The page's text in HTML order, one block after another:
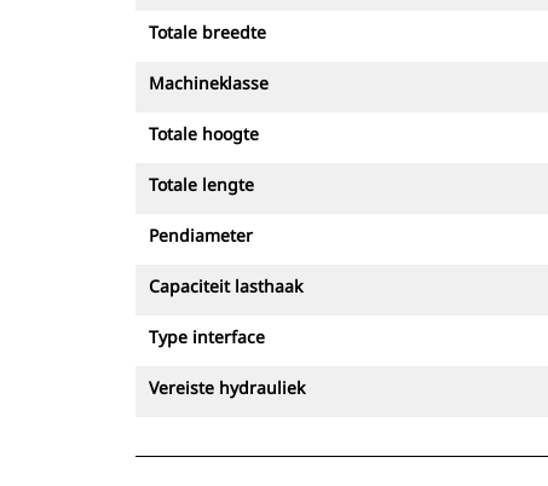
Totale breedte
Machineklasse
Totale hoogte
Totale lengte
Pendiameter
Capaciteit lasthaak
Type interface
Vereiste hydrauliek